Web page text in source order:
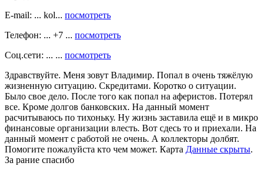
E-mail: ... kol... посмотреть
Телефон: ... +7 ... посмотреть
Соц.сети: ... ... посмотреть
Здравствуйте. Меня зовут Владимир. Попал в очень тяжёлую
жизненную ситуацию. Скредитами. Коротко о ситуации.
Было свое дело. После того как попал на аферистов. Потерял
все. Кроме долгов банковских. На данный момент
расчитываюсь по тихоньку. Ну жизнь заставила ещё и в микро
финансовые организации влесть. Вот сдесь то и приехали. На
данный момент с работой не очень. А коллекторы долбят.
Помогите пожалуйста кто чем может. Карта Данные скрыты.
За рание спасибо